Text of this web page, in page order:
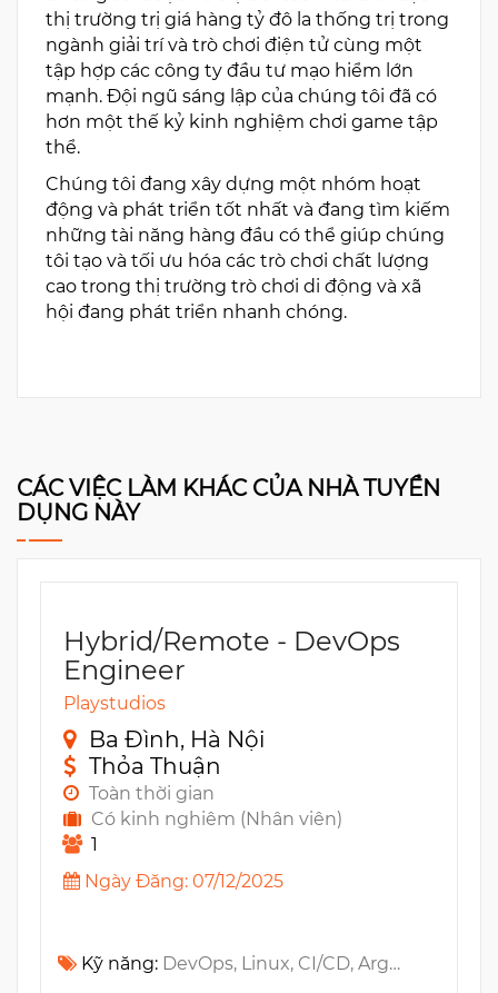
thị trường trị giá hàng tỷ đô la thống trị trong
ngành giải trí và trò chơi điện tử cùng một
tập hợp các công ty đầu tư mạo hiểm lớn
mạnh. Đội ngũ sáng lập của chúng tôi đã có
hơn một thế kỷ kinh nghiệm chơi game tập
thể.
Chúng tôi đang xây dựng một nhóm hoạt
động và phát triển tốt nhất và đang tìm kiếm
những tài năng hàng đầu có thể giúp chúng
tôi tạo và tối ưu hóa các trò chơi chất lượng
cao trong thị trường trò chơi di động và xã
hội đang phát triển nhanh chóng.
CÁC VIỆC LÀM KHÁC CỦA NHÀ TUYỂN
DỤNG NÀY
Hybrid/Remote - DevOps
Engineer
Playstudios
Ba Đình, Hà Nội
Thỏa Thuận
Toàn thời gian
Có kinh nghiêm (Nhân viên)
1
Ngày Đăng: 07/12/2025
Kỹ năng: DevOps, Linux, CI/CD, ArgoCD, SCM, Windows, Java, C#, PowerShell, MySQL, Python, XCode, Git, MongoDB, Couchbase, Unity, MS SQL, Jenkins, Github, New Relic, Observability, MS Azure, Golang, Android, AWS, Kubernetes, Bash, DataDog, Terraform, Istio, Service Mesh, IaC